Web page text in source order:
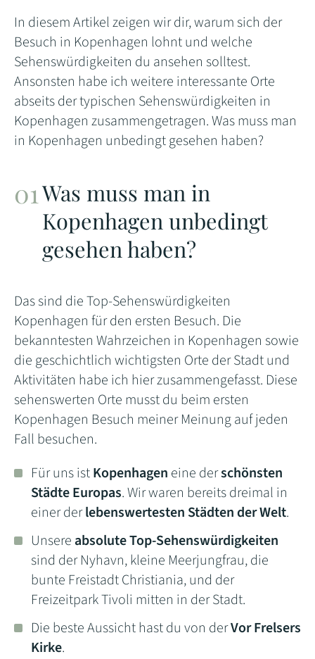
In diesem Artikel zeigen wir dir, warum sich der
Besuch in Kopenhagen lohnt und welche
Sehenswürdigkeiten du ansehen solltest.
Ansonsten habe ich weitere interessante Orte
abseits der typischen Sehenswürdigkeiten in
Kopenhagen zusammengetragen. Was muss man
in Kopenhagen unbedingt gesehen haben?
Was muss man in
Kopenhagen unbedingt
gesehen haben?
Das sind die Top-Sehenswürdigkeiten
Kopenhagen für den ersten Besuch. Die
bekanntesten Wahrzeichen in Kopenhagen sowie
die geschichtlich wichtigsten Orte der Stadt und
Aktivitäten habe ich hier zusammengefasst. Diese
sehenswerten Orte musst du beim ersten
Kopenhagen Besuch meiner Meinung auf jeden
Fall besuchen.
Für uns istKopenhagen eine derschönsten
Städte Europas. Wir waren bereits dreimal in
einer derlebenswertesten Städten der Welt.
Unsere absolute Top-Sehenswürdigkeiten
sind der Nyhavn, kleine Meerjungfrau, die
bunte Freistadt Christiania, und der
Freizeitpark Tivoli mitten in der Stadt.
Die beste Aussicht hast du von derVor Frelsers
Kirke.